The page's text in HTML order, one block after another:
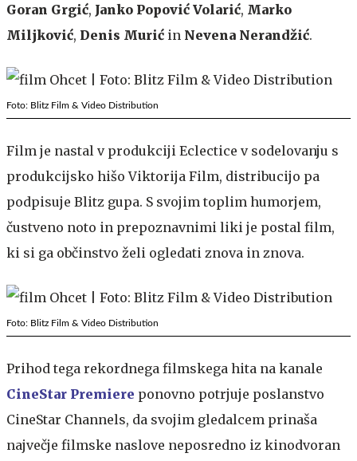
Goran Grgić, Janko Popović Volarić, Marko
Miljković, Denis Murić in Nevena Nerandžić.
Foto: Blitz Film & Video Distribution
Film je nastal v produkciji Eclectice v sodelovanju s
produkcijsko hišo Viktorija Film, distribucijo pa
podpisuje Blitz gupa. S svojim toplim humorjem,
čustveno noto in prepoznavnimi liki je postal film,
ki si ga občinstvo želi ogledati znova in znova.
Foto: Blitz Film & Video Distribution
Prihod tega rekordnega filmskega hita na kanale
CineStar Premiere ponovno potrjuje poslanstvo
CineStar Channels, da svojim gledalcem prinaša
največje filmske naslove neposredno iz kinodvoran